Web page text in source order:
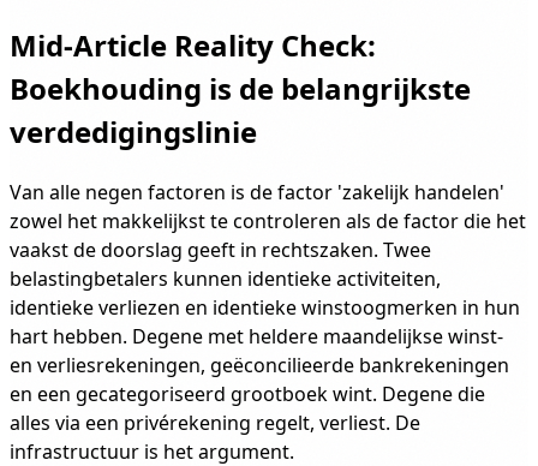
Mid-Article Reality Check:
Boekhouding is de belangrijkste
verdedigingslinie
Van alle negen factoren is de factor 'zakelijk handelen'
zowel het makkelijkst te controleren als de factor die het
vaakst de doorslag geeft in rechtszaken. Twee
belastingbetalers kunnen identieke activiteiten,
identieke verliezen en identieke winstoogmerken in hun
hart hebben. Degene met heldere maandelijkse winst-
en verliesrekeningen, geëconcilieerde bankrekeningen
en een gecategoriseerd grootboek wint. Degene die
alles via een privérekening regelt, verliest. De
infrastructuur is het argument.